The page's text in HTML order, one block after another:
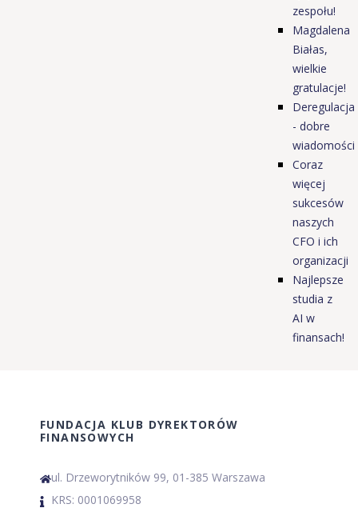
zespołu!
Magdalena
Białas,
wielkie
gratulacje!
Deregulacja
- dobre
wiadomości
Coraz
więcej
sukcesów
naszych
CFO i ich
organizacji
Najlepsze
studia z
AI w
finansach!
FUNDACJA KLUB DYREKTORÓW
FINANSOWYCH
ul. Drzeworytników 99, 01-385 Warszawa
KRS: 0001069958